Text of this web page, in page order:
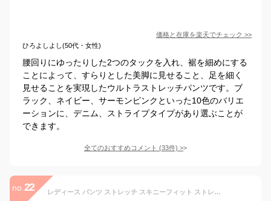
価格と在庫を楽天でチェック >>
ひろよしよし(50代・女性)
腰回りにゆったりした2つのタックを入れ、裾を細めにする
ことによって、すらりとした美脚に見せること、足を細く
見せることを実現したウルトラストレッチパンツです。ブ
ラック、ネイビー、サーモンピンクといった10色のバリエ
ーションに、デニム、ストライプタイプがあり選ぶことが
できます。
全てのおすすめコメント (33件) >
no. 22 レディース パンツ ストレッチ スキニーフィット ストレート 選べる股下 きれいめ ストレッチパンツ カラーパンツ チノパン きれいめ スキニー ストレート チノ 黒 ブラック ベージュ 通勤 仕事 オフィス 綿 ツイル